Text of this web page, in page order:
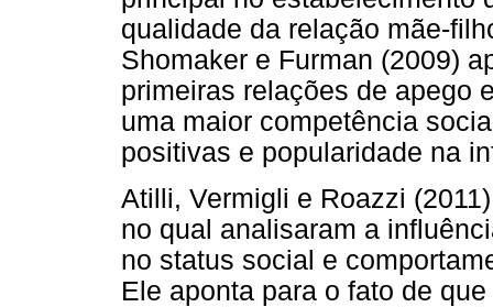
qualidade da relação mãe-
Shomaker e Furman (2009)
primeiras relações de apego
uma maior competência
positivas e popularidade na
Atilli, Vermigli e Roazzi
no qual analisaram a
no status social e
Ele aponta para o fato de